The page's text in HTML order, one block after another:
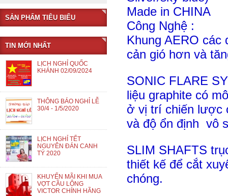
SẢN PHẨM TIÊU BIỂU
TIN MỚI NHẤT
LỊCH NGHỈ QUỐC
KHÁNH 02/09/2024
THÔNG BÁO NGHỈ LỄ
30/4 - 1/5/2020
LỊCH NGHỈ TẾT
NGUYÊN ĐÁN CANH
TÝ 2020
KHUYẾN MÃI KHI MUA
VỢT CẦU LÔNG
VICTOR CHÍNH HÃNG
Made in CHINA
Công Nghệ :
Khung AERO
cản gió hơn và
SONIC FLARE
liệu graphite có
ở vị trí chiến lược
và độ ổn định vô
SLIM SHAFTS
thiết kế để cắt
chóng.